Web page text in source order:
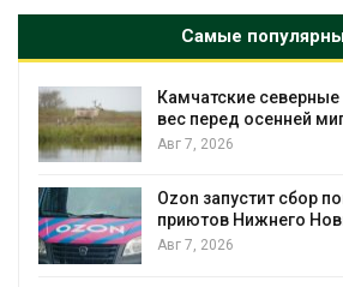
Самые
Камчатские
вес перед осенней
Авг 7, 2026
Ozon запустит сбор
приютов Нижнего
Авг 7, 2026